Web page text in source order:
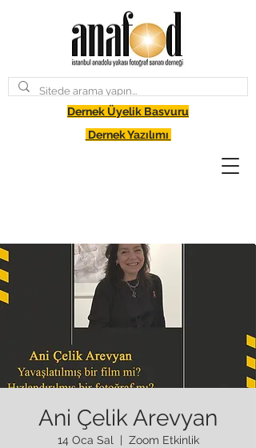
Dernek Üyelik Basvuru
Dernek Yazılımı
Ani Çelik Arevyan
14 Oca Sal Zoom Etkinlik